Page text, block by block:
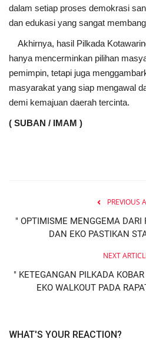
dalam setiap proses demokrasi
dan edukasi yang sangat
Akhirnya, hasil Pilkada
hanya mencerminkan pilihan
pemimpin, tetapi juga
masyarakat yang siap mengawal
demi kemajuan daerah tercinta.
( SUBAN / IMAM )
PREVIOUS
" OPTIMISME MENGGEMA
DAN EKO PASTIKAN
NEXT
" KETEGANGAN PILKADA
EKO WALKOUT PADA
WHAT'S YOUR REACTION?